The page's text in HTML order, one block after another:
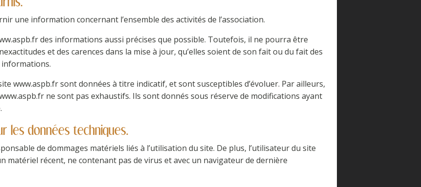
une information concernant l’ensemble des activités de l’association.
des informations aussi précises que possible. Toutefois, il ne pourra être
et des carences dans la mise à jour, qu’elles soient de son fait ou du fait des
www.aspb.fr sont données à titre indicatif, et sont susceptibles d’évoluer. Par ailleurs,
ne sont pas exhaustifs. Ils sont donnés sous réserve de modifications ayant
les données techniques.
de dommages matériels liés à l’utilisation du site. De plus, l’utilisateur du site
matériel récent, ne contenant pas de virus et avec un navigateur de dernière